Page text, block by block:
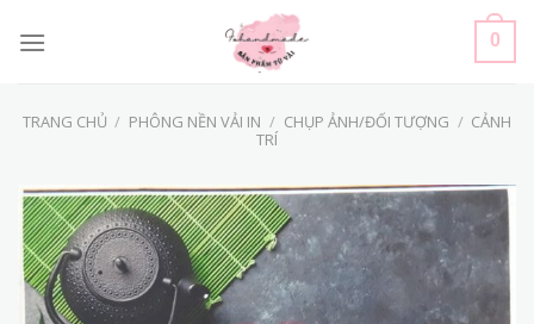
0
TRANG CHỦ / PHÔNG NỀN VẢI IN / CHỤP ẢNH/ĐỐI TƯỢNG / CẢNH
TRÍ